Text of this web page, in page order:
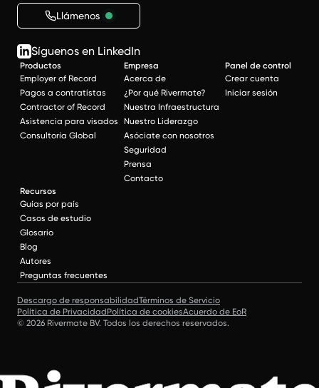
Llámenos
Síguenos en LinkedIn
Productos
Employer of Record
Pagos a contratistas
Contractor of Record
Asistencia para visados
Consultoría Global
Empresa
Acerca de
¿Por qué Rivermate?
Nuestra Infraestructura
Nuestro Liderazgo
Asóciate con nosotros
Seguridad
Prensa
Contacto
Panel de control
Crear cuenta
Iniciar sesión
Recursos
Guías por país
Casos de estudio
Glosario
Blog
Autores
Preguntas frecuentes
Descargo de responsabilidadTérminos de Servicio
Política de PrivacidadPolítica de cookiesAcuerdo de EoR
© 2026 Rivermate BV. Todos los derechos reservados.